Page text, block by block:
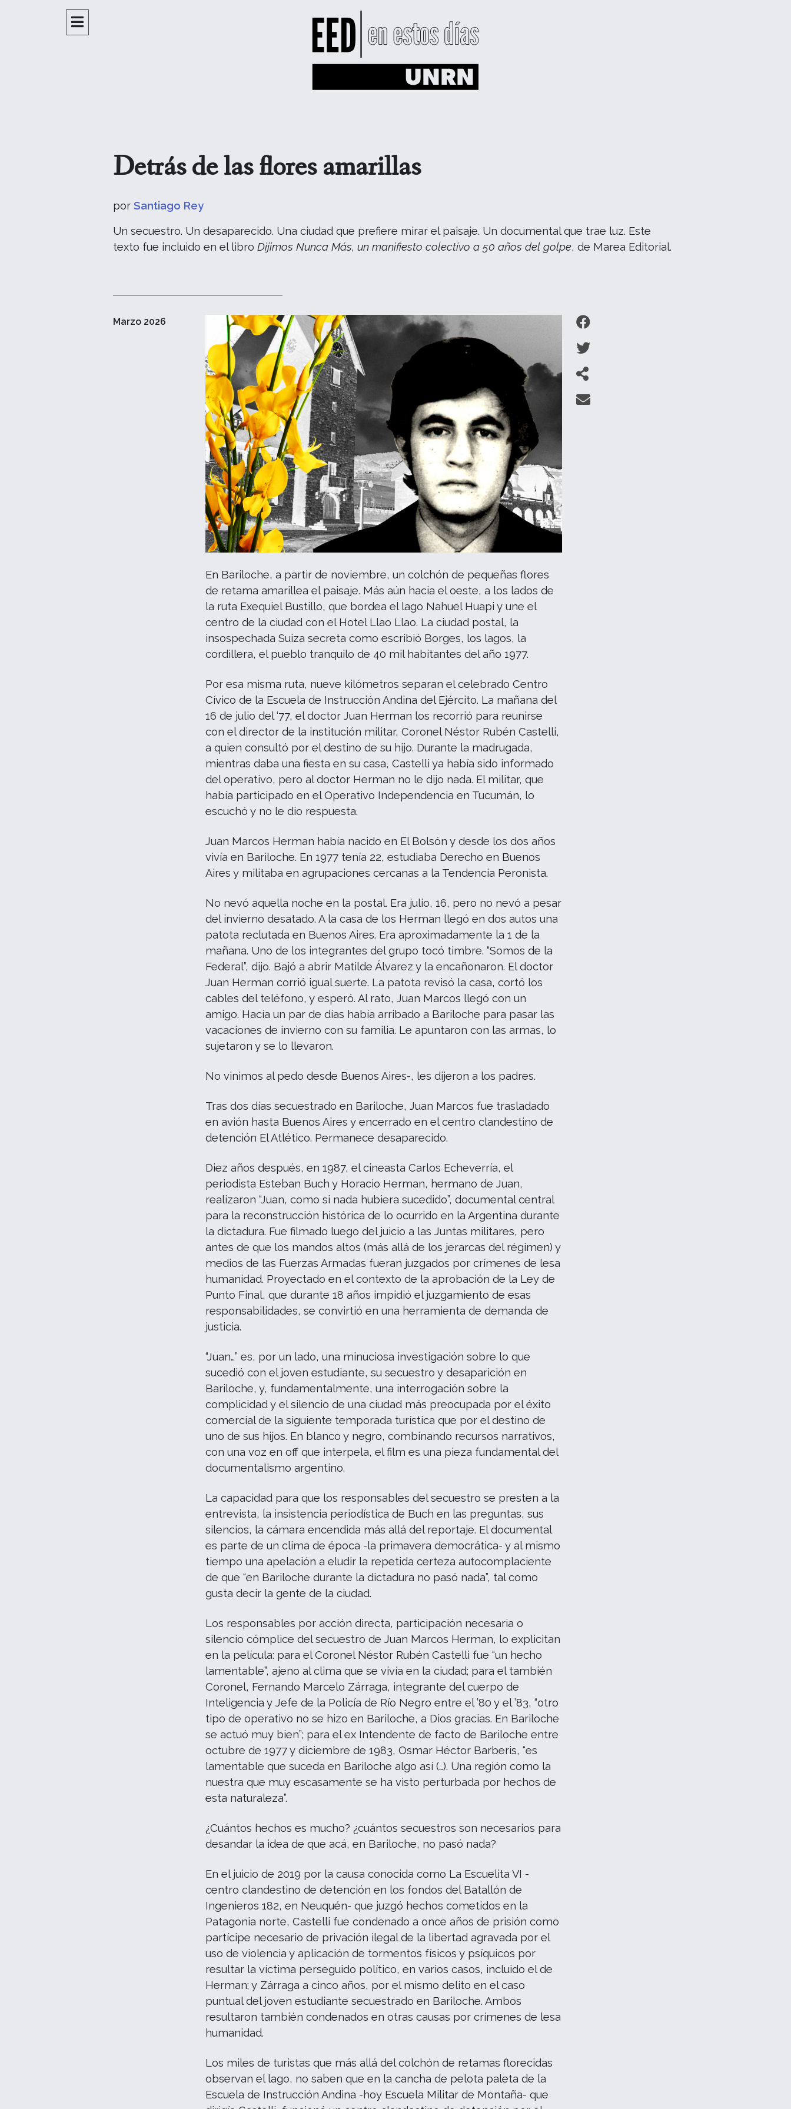
Detrás de las flores amarillas
por Santiago Rey
Un secuestro. Un desaparecido. Una ciudad que prefiere mirar el paisaje. Un documental que trae luz. Este
texto fue incluido en el libro Dijimos Nunca Más, un manifiesto colectivo a 50 años del golpe, de Marea Editorial.
Marzo 2026
En Bariloche, a partir de noviembre, un colchón de pequeñas flores
de retama amarillea el paisaje. Más aún hacia el oeste, a los lados de
la ruta Exequiel Bustillo, que bordea el lago Nahuel Huapi y une el
centro de la ciudad con el Hotel Llao Llao. La ciudad postal, la
insospechada Suiza secreta como escribió Borges, los lagos, la
cordillera, el pueblo tranquilo de 40 mil habitantes del año 1977.
Por esa misma ruta, nueve kilómetros separan el celebrado Centro
Cívico de la Escuela de Instrucción Andina del Ejército. La mañana del
16 de julio del ‘77, el doctor Juan Herman los recorrió para reunirse
con el director de la institución militar, Coronel Néstor Rubén Castelli,
a quien consultó por el destino de su hijo. Durante la madrugada,
mientras daba una fiesta en su casa, Castelli ya había sido informado
del operativo, pero al doctor Herman no le dijo nada. El militar, que
había participado en el Operativo Independencia en Tucumán, lo
escuchó y no le dio respuesta.
Juan Marcos Herman había nacido en El Bolsón y desde los dos años
vivía en Bariloche. En 1977 tenía 22, estudiaba Derecho en Buenos
Aires y militaba en agrupaciones cercanas a la Tendencia Peronista.
No nevó aquella noche en la postal. Era julio, 16, pero no nevó a pesar
del invierno desatado. A la casa de los Herman llegó en dos autos una
patota reclutada en Buenos Aires. Era aproximadamente la 1 de la
mañana. Uno de los integrantes del grupo tocó timbre. “Somos de la
Federal”, dijo. Bajó a abrir Matilde Álvarez y la encañonaron. El doctor
Juan Herman corrió igual suerte. La patota revisó la casa, cortó los
cables del teléfono, y esperó. Al rato, Juan Marcos llegó con un
amigo. Hacía un par de días había arribado a Bariloche para pasar las
vacaciones de invierno con su familia. Le apuntaron con las armas, lo
sujetaron y se lo llevaron.
No vinimos al pedo desde Buenos Aires-, les dijeron a los padres.
Tras dos días secuestrado en Bariloche, Juan Marcos fue trasladado
en avión hasta Buenos Aires y encerrado en el centro clandestino de
detención El Atlético. Permanece desaparecido.
Diez años después, en 1987, el cineasta Carlos Echeverría, el
periodista Esteban Buch y Horacio Herman, hermano de Juan,
realizaron “Juan, como si nada hubiera sucedido”, documental central
para la reconstrucción histórica de lo ocurrido en la Argentina durante
la dictadura. Fue filmado luego del juicio a las Juntas militares, pero
antes de que los mandos altos (más allá de los jerarcas del régimen) y
medios de las Fuerzas Armadas fueran juzgados por crímenes de lesa
humanidad. Proyectado en el contexto de la aprobación de la Ley de
Punto Final, que durante 18 años impidió el juzgamiento de esas
responsabilidades, se convirtió en una herramienta de demanda de
justicia.
“Juan…” es, por un lado, una minuciosa investigación sobre lo que
sucedió con el joven estudiante, su secuestro y desaparición en
Bariloche, y, fundamentalmente, una interrogación sobre la
complicidad y el silencio de una ciudad más preocupada por el éxito
comercial de la siguiente temporada turística que por el destino de
uno de sus hijos. En blanco y negro, combinando recursos narrativos,
con una voz en off que interpela, el film es una pieza fundamental del
documentalismo argentino.
La capacidad para que los responsables del secuestro se presten a la
entrevista, la insistencia periodística de Buch en las preguntas, sus
silencios, la cámara encendida más allá del reportaje. El documental
es parte de un clima de época -la primavera democrática- y al mismo
tiempo una apelación a eludir la repetida certeza autocomplaciente
de que “en Bariloche durante la dictadura no pasó nada”, tal como
gusta decir la gente de la ciudad.
Los responsables por acción directa, participación necesaria o
silencio cómplice del secuestro de Juan Marcos Herman, lo explicitan
en la película: para el Coronel Néstor Rubén Castelli fue “un hecho
lamentable”, ajeno al clima que se vivía en la ciudad; para el también
Coronel, Fernando Marcelo Zárraga, integrante del cuerpo de
Inteligencia y Jefe de la Policía de Río Negro entre el ’80 y el ’83, “otro
tipo de operativo no se hizo en Bariloche, a Dios gracias. En Bariloche
se actuó muy bien”; para el ex Intendente de facto de Bariloche entre
octubre de 1977 y diciembre de 1983, Osmar Héctor Barberis, “es
lamentable que suceda en Bariloche algo así (…). Una región como la
nuestra que muy escasamente se ha visto perturbada por hechos de
esta naturaleza”.
¿Cuántos hechos es mucho? ¿cuántos secuestros son necesarios para
desandar la idea de que acá, en Bariloche, no pasó nada?
En el juicio de 2019 por la causa conocida como La Escuelita VI -
centro clandestino de detención en los fondos del Batallón de
Ingenieros 182, en Neuquén- que juzgó hechos cometidos en la
Patagonia norte, Castelli fue condenado a once años de prisión como
partícipe necesario de privación ilegal de la libertad agravada por el
uso de violencia y aplicación de tormentos físicos y psíquicos por
resultar la víctima perseguido político, en varios casos, incluido el de
Herman; y Zárraga a cinco años, por el mismo delito en el caso
puntual del joven estudiante secuestrado en Bariloche. Ambos
resultaron también condenados en otras causas por crímenes de lesa
humanidad.
Los miles de turistas que más allá del colchón de retamas florecidas
observan el lago, no saben que en la cancha de pelota paleta de la
Escuela de Instrucción Andina -hoy Escuela Militar de Montaña- que